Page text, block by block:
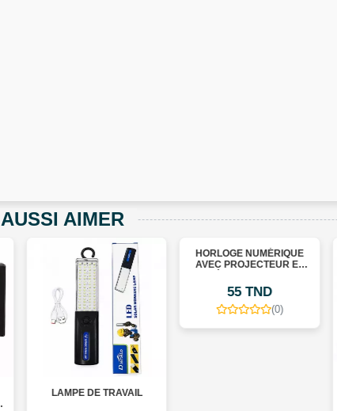
AIMER
LAMPE DE TRAVAIL
HORLOGE NUMÉRIQUE
AVEC PROJECTEUR ET
55 TND
(0)